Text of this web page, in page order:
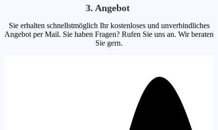
3. Angebot
Sie erhalten schnellstmöglich Ihr kostenloses und unverbindliches
Angebot per Mail. Sie haben Fragen? Rufen Sie uns an. Wir beraten
Sie gern.